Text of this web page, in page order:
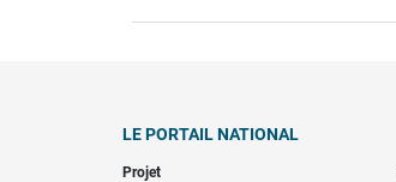
LE PORTAIL NATIONAL
Projet